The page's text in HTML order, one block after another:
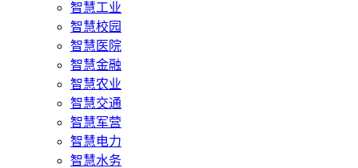
智慧工业
智慧校园
智慧医院
智慧金融
智慧农业
智慧交通
智慧军营
智慧电力
智慧水务